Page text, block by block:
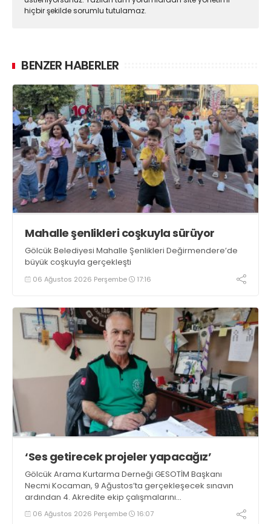
hiçbir şekilde sorumlu tutulamaz.
BENZER HABERLER
Mahalle şenlikleri coşkuyla sürüyor
Gölcük Belediyesi Mahalle Şenlikleri Değirmendere’de
büyük coşkuyla gerçekleşti
06 Ağustos 2026 Perşembe 17:16
‘Ses getirecek projeler yapacağız’
Gölcük Arama Kurtarma Derneği GESOTİM Başkanı
Necmi Kocaman, 9 Ağustos’ta gerçekleşecek sınavın
ardından 4. Akredite ekip çalışmalarını
tamamlayacaklarını ifade ederek açıklamalarda
bulundu. Kocaman, “Gölcük’te ve Kocaeli genelinde ses
06 Ağustos 2026 Perşembe 16:07